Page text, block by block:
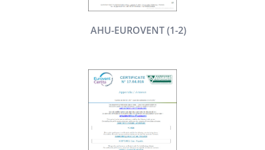
AHU-EUROVENT (1-2)